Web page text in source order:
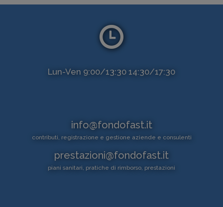
Lun-Ven 9:00/13:30 14:30/17:30
info@fondofast.it
contributi, registrazione e gestione aziende e consulenti
prestazioni@fondofast.it
piani sanitari, pratiche di rimborso, prestazioni